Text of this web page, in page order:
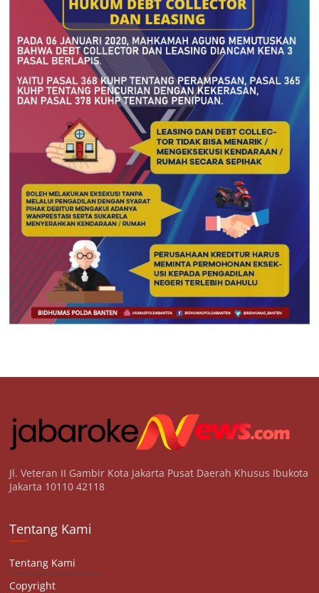
Jl. Veteran II Gambir Kota Jakarta Pusat Daerah Khusus Ibukota
Jakarta 10110 42118
Tentang Kami
Tentang Kami
Copyright